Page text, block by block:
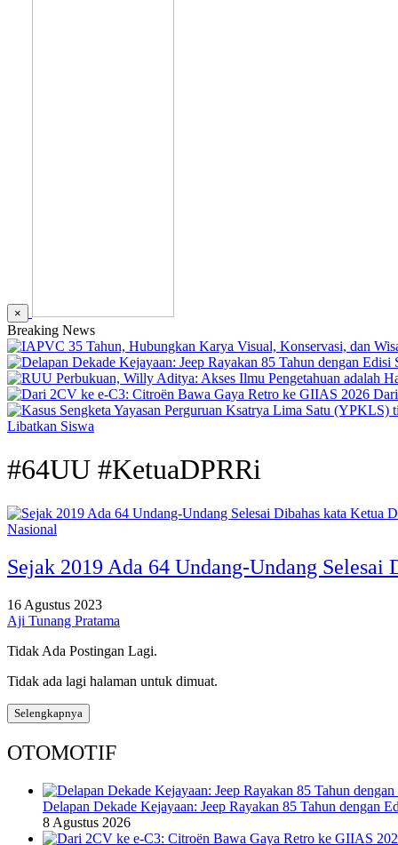
×
Breaking News
Libatkan Siswa
#64UU #KetuaDPRRi
Nasional
Sejak 2019 Ada 64 Undang-Undang Selesai
16 Agustus 2023
Aji Tunang Pratama
Tidak Ada Postingan Lagi.
Tidak ada lagi halaman untuk dimuat.
Selengkapnya
OTOMOTIF
Delapan Dekade Kejayaan: Jeep Rayakan 85 Tahun dengan
8 Agustus 2026